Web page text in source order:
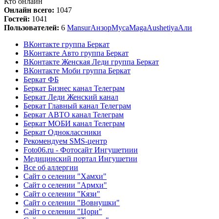
Онлайн всего: 1047
Гостей: 1041
Пользователей: 6 MansurАнзорМусаMagaAushetiyaАли
ВКонтакте группа Беркат
ВКонтакте Авто группа Беркат
ВКонтакте Женская Леди группа Беркат
ВКонтакте Моби группа Беркат
Беркат ФБ
Беркат Бизнес канал Телеграм
Беркат Леди Женский канал
Беркат Главный канал Телеграм
Беркат АВТО канал Телеграм
Беркат МОБИ канал Телеграм
Беркат Одноклассники
Рекомендуем SMS-центр
Foto06.ru - Фотосайт Ингушетиии
Медицинский портал Ингушетии
Все об аллергии
Сайт о селении "Хамхи"
Сайт о селении "Армхи"
Сайт о селении "Кязи"
Сайт о селении "Вовнушки"
Сайт о селении "Цори"